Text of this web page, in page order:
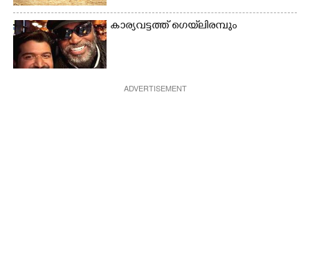
കാര്യവട്ടത്ത് ഗെയ്‌ലിരമ്പും
ADVERTISEMENT